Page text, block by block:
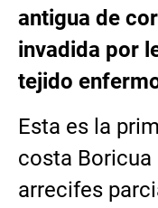
antigua de
invadida por
tejido
Esta es la
costa Boricua
arrecifes